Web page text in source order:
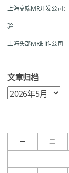
上海高端MR开发公司
验
上海头部MR制作公司
文章归档
文
章
一 二